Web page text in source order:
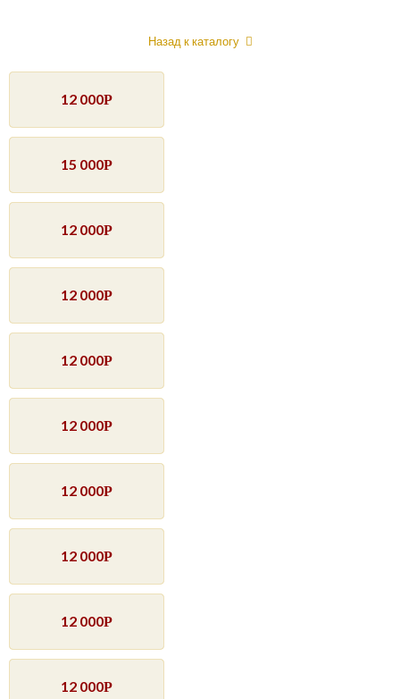
Назад к каталогу
12 000Р
15 000Р
12 000Р
12 000Р
12 000Р
12 000Р
12 000Р
12 000Р
12 000Р
12 000Р